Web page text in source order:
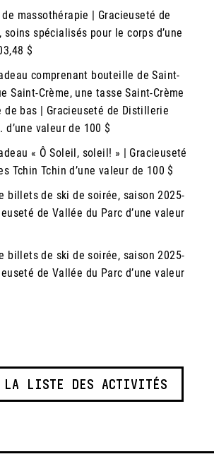
de massothérapie | Gracieuseté de
soins spécialisés pour le corps d’une
$
comprenant bouteille de Saint-
Saint-Crème, une tasse Saint-Crème
de bas | Gracieuseté de Distillerie
d’une valeur de 100 $
« Ô Soleil, soleil! » | Gracieuseté
Tchin Tchin d’une valeur de 100 $
billets de ski de soirée, saison 2025-
de Vallée du Parc d’une valeur
billets de ski de soirée, saison 2025-
de Vallée du Parc d’une valeur
LA LISTE DES ACTIVITÉS